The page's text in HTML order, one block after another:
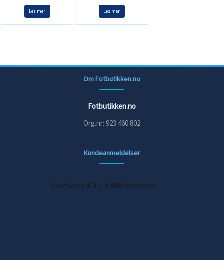
Les mer Les mer
Om Fotbutikken.no
Fotbutikken.no
Org.nr: 923 460 802
Kundeanmeldelser